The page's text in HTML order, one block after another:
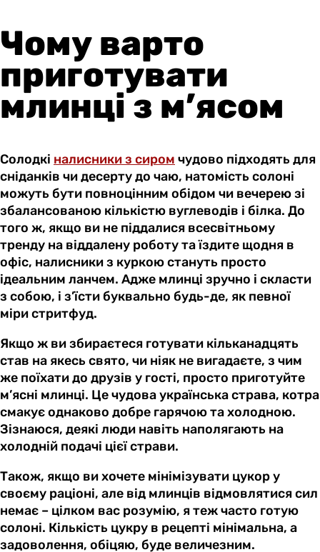
Чому варто
приготувати
млинці з м’ясом
Солодкі налисники з сиром чудово підходять для
сніданків чи десерту до чаю, натомість солоні
можуть бути повноцінним обідом чи вечерею зі
збалансованою кількістю вуглеводів і білка. До
того ж, якщо ви не піддалися всесвітньому
тренду на віддалену роботу та їздите щодня в
офіс, налисники з куркою стануть просто
ідеальним ланчем. Адже млинці зручно і скласти
з собою, і з’їсти буквально будь-де, як певної
міри стритфуд.
Якщо ж ви збираєтеся готувати кільканадцять
став на якесь свято, чи ніяк не вигадаєте, з чим
же поїхати до друзів у гості, просто приготуйте
м’ясні млинці. Це чудова українська страва, котра
смакує однаково добре гарячою та холодною.
Зізнаюся, деякі люди навіть наполягають на
холодній подачі цієї страви.
Також, якщо ви хочете мінімізувати цукор у
своєму раціоні, але від млинців відмовлятися сил
немає – цілком вас розумію, я теж часто готую
солоні. Кількість цукру в рецепті мінімальна, а
задоволення, обіцяю, буде величезним.